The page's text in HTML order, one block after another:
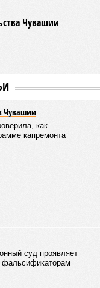
Чувашии
Чувашии
как
капремонта
суд проявляет
фальсификаторам